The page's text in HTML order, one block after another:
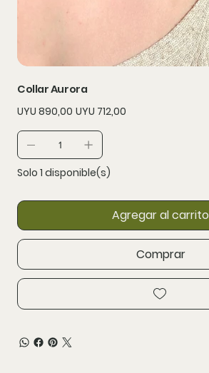
Collar Aurora
Precio
original
UYU 890,00 Precio
de
UYU 712,00
Solo 1 disponible(s)
Agregar al carrito
Comprar